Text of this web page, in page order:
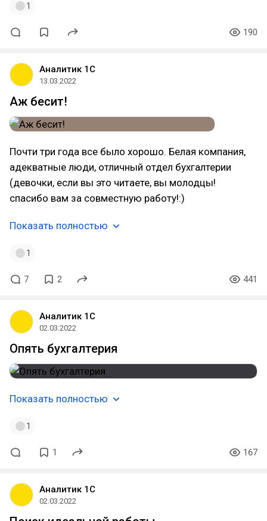
1
190
Аналитик 1С
13.03.2022
Аж бесит!
Почти три года все было хорошо. Белая компания,
адекватные люди, отличный отдел бухгалтерии
(девочки, если вы это читаете, вы молодцы!
спасибо вам за совместную работу!:)
Показать полностью
1
7 2 441
Аналитик 1С
02.03.2022
Опять бухгалтерия
Показать полностью
1
1 167
Аналитик 1С
02.03.2022